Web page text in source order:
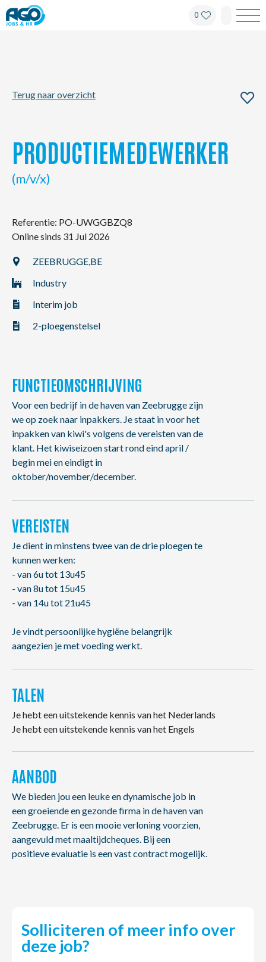
0
Contact
NL FR EN
Terug naar overzicht
PRODUCTIEMEDEWERKER
(m/v/x)
Referentie: PO-UWGGBZQ8
Online sinds 31 Jul 2026
ZEEBRUGGE,BE
Industry
Interim job
2-ploegenstelsel
FUNCTIEOMSCHRIJVING
Voor een bedrijf in de haven van Zeebrugge zijn
we op zoek naar inpakkers. Je staat in voor het
inpakken van kiwi's volgens de vereisten van de
klant. Het kiwiseizoen start rond eind april /
begin mei en eindigt in
oktober/november/december.
VEREISTEN
Je dient in minstens twee van de drie ploegen te
kunnen werken:
- van 6u tot 13u45
- van 8u tot 15u45
- van 14u tot 21u45
Je vindt persoonlijke hygiëne belangrijk
aangezien je met voeding werkt.
TALEN
Je hebt een uitstekende kennis van het Nederlands
Je hebt een uitstekende kennis van het Engels
AANBOD
We bieden jou een leuke en dynamische job in
een groeiende en gezonde firma in de haven van
Zeebrugge. Er is een mooie verloning voorzien,
aangevuld met maaltijdcheques. Bij een
positieve evaluatie is een vast contract mogelijk.
Solliciteren of meer info over
deze job?